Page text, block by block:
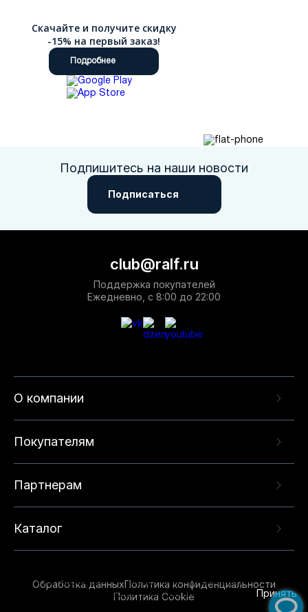
Скачайте и получите скидку
-15% на первый заказ!
Подробнее
Подпишитесь на наши новости
Подписаться
О компании
Покупателям
Партнерам
Каталог
club@ralf.ru
Поддержка покупателей
Ежедневно, с 8:00 до 22:00
Обработка данныхПолитика конфиденциальности
Политика Cookie
опыта на нашем сайте. Продолжая использовать
данный сайт, вы соглашаетесь с использованием
Принять